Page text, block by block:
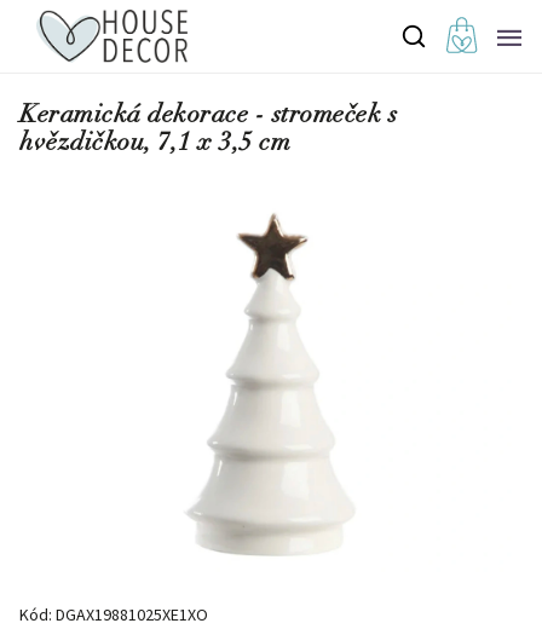
Keramická dekorace - stromeček s
hvězdičkou, 7,1 x 3,5 cm
Kód: DGAX19881025XE1XO